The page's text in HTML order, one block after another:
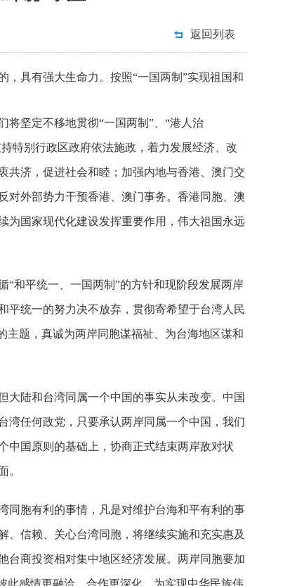
返回列表
，具有强大生命力。按照“一国两制”实现祖国和
坚定不移地贯彻“一国两制”、“港人治
特别行政区政府依法施政，着力发展经济、改
共济，促进社会和睦；加强内地与香港、澳门交
对外部势力干预香港、澳门事务。香港同胞、澳
为国家现代化建设发挥重要作用，伟大祖国永远
和平统一、一国两制”的方针和现阶段发展两岸
平统一的努力决不放弃，贯彻寄希望于台湾人民
主题，真诚为两岸同胞谋福祉、为台海地区谋和
陆和台湾同属一个中国的事实从未改变。中国
湾任何政党，只要承认两岸同属一个中国，我们
中国原则的基础上，协商正式结束两岸敌对状
。
胞有利的事情，凡是对维护台海和平有利的事
、信赖、关心台湾同胞，将继续实施和充实惠及
台商投资相对集中地区经济发展。两岸同胞要加
此感情更融洽、合作更深化，为实现中华民族伟